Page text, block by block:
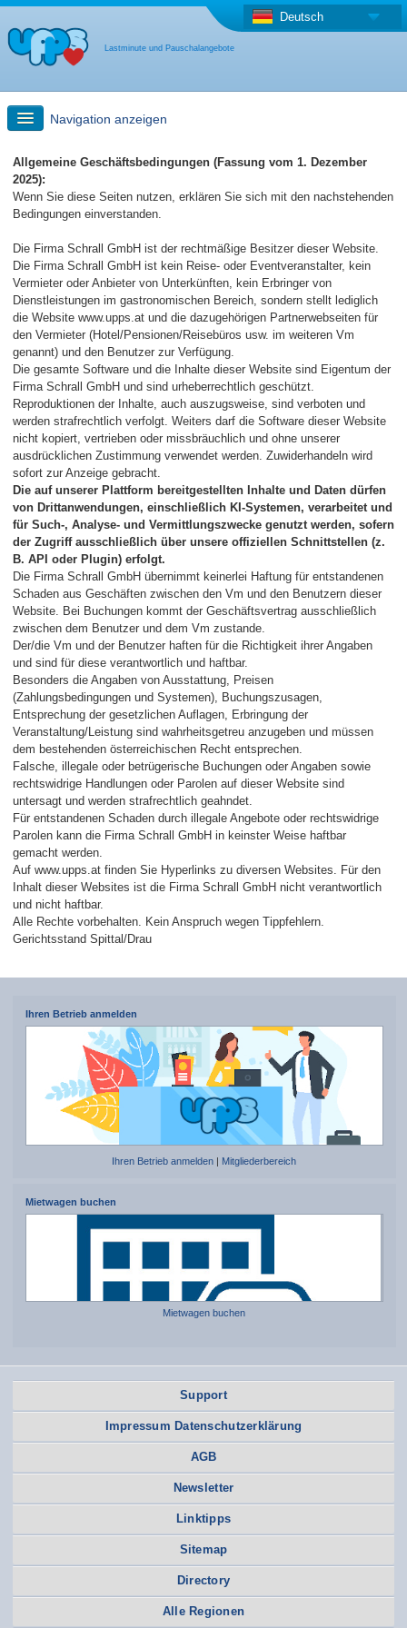
Lastminute und Pauschalangebote
Deutsch
Navigation anzeigen
Schnellsuche
Reise: Landkarten-Suche
Last Minute Angebot + Pauschalangebot
Anderes Land
Allgemeine Geschäftsbedingungen (Fassung vom 1. Dezember
2025):
Wenn Sie diese Seiten nutzen, erklären Sie sich mit den nachstehenden
Bedingungen einverstanden.
Die Firma Schrall GmbH ist der rechtmäßige Besitzer dieser Website.
Die Firma Schrall GmbH ist kein Reise- oder Eventveranstalter, kein
Vermieter oder Anbieter von Unterkünften, kein Erbringer von
Dienstleistungen im gastronomischen Bereich, sondern stellt lediglich
die Website www.upps.at und die dazugehörigen Partnerwebseiten für
den Vermieter (Hotel/Pensionen/Reisebüros usw. im weiteren Vm
genannt) und den Benutzer zur Verfügung.
Die gesamte Software und die Inhalte dieser Website sind Eigentum der
Firma Schrall GmbH und sind urheberrechtlich geschützt.
Reproduktionen der Inhalte, auch auszugsweise, sind verboten und
werden strafrechtlich verfolgt. Weiters darf die Software dieser Website
nicht kopiert, vertrieben oder missbräuchlich und ohne unserer
ausdrücklichen Zustimmung verwendet werden. Zuwiderhandeln wird
sofort zur Anzeige gebracht.
Die auf unserer Plattform bereitgestellten Inhalte und Daten dürfen
von Drittanwendungen, einschließlich KI-Systemen, verarbeitet und
für Such-, Analyse- und Vermittlungszwecke genutzt werden, sofern
der Zugriff ausschließlich über unsere offiziellen Schnittstellen (z.
B. API oder Plugin) erfolgt.
Die Firma Schrall GmbH übernimmt keinerlei Haftung für entstandenen
Schaden aus Geschäften zwischen den Vm und den Benutzern dieser
Website. Bei Buchungen kommt der Geschäftsvertrag ausschließlich
zwischen dem Benutzer und dem Vm zustande.
Der/die Vm und der Benutzer haften für die Richtigkeit ihrer Angaben
und sind für diese verantwortlich und haftbar.
Besonders die Angaben von Ausstattung, Preisen
(Zahlungsbedingungen und Systemen), Buchungszusagen,
Entsprechung der gesetzlichen Auflagen, Erbringung der
Veranstaltung/Leistung sind wahrheitsgetreu anzugeben und müssen
dem bestehenden österreichischen Recht entsprechen.
Falsche, illegale oder betrügerische Buchungen oder Angaben sowie
rechtswidrige Handlungen oder Parolen auf dieser Website sind
untersagt und werden strafrechtlich geahndet.
Für entstandenen Schaden durch illegale Angebote oder rechtswidrige
Parolen kann die Firma Schrall GmbH in keinster Weise haftbar
gemacht werden.
Auf www.upps.at finden Sie Hyperlinks zu diversen Websites. Für den
Inhalt dieser Websites ist die Firma Schrall GmbH nicht verantwortlich
und nicht haftbar.
Alle Rechte vorbehalten. Kein Anspruch wegen Tippfehlern.
Gerichtsstand Spittal/Drau
Ihren Betrieb anmelden
Ihren Betrieb anmelden Mitgliederbereich
Mietwagen buchen
Mietwagen buchen
Support
Impressum Datenschutzerklärung
AGB
Newsletter
Linktipps
Sitemap
Directory
Alle Regionen